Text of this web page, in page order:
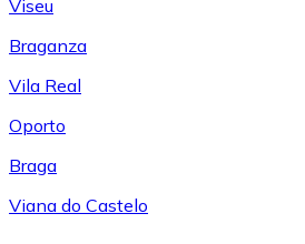
Viseu
Braganza
Vila Real
Oporto
Braga
Viana do Castelo